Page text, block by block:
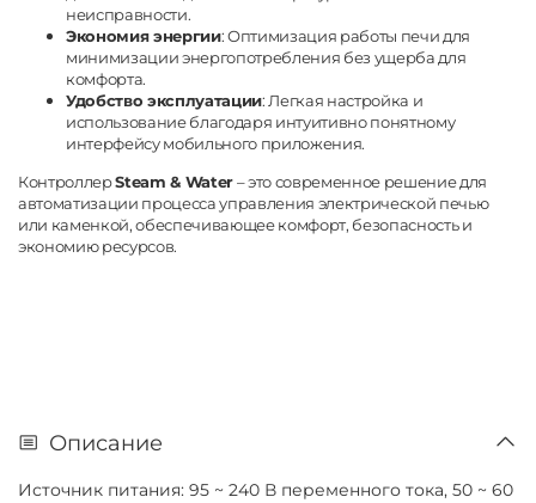
неисправности.
Экономия энергии: Оптимизация работы печи для
минимизации энергопотребления без ущерба для
комфорта.
Удобство эксплуатации: Легкая настройка и
использование благодаря интуитивно понятному
интерфейсу мобильного приложения.
КонтроллерSteam & Water– это современное решение для
автоматизации процесса управления электрической печью
или каменкой, обеспечивающее комфорт, безопасность и
экономию ресурсов.
Описание
Источник питания: 95 ~ 240 В переменного тока, 50 ~ 60